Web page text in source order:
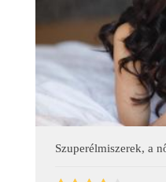
Szuperélmiszerek, a